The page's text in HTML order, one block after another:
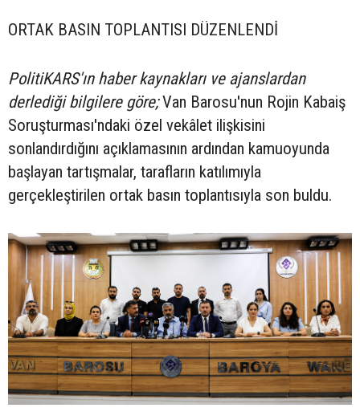
ORTAK BASIN TOPLANTISI DÜZENLENDİ
PolitiKARS'ın haber kaynakları ve ajanslardan
derlediği bilgilere göre;Van Barosu'nun Rojin Kabaiş
Soruşturması'ndaki özel vekâlet ilişkisini
sonlandırdığını açıklamasının ardından kamuoyunda
başlayan tartışmalar, tarafların katılımıyla
gerçekleştirilen ortak basın toplantısıyla son buldu.